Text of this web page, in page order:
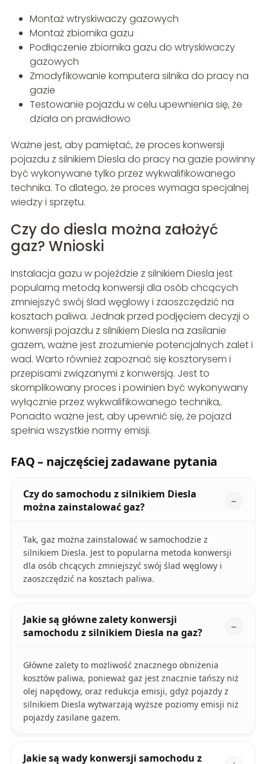
Montaż wtryskiwaczy gazowych
Montaż zbiornika gazu
Podłączenie zbiornika gazu do wtryskiwaczy
gazowych
Zmodyfikowanie komputera silnika do pracy na
gazie
Testowanie pojazdu w celu upewnienia się, że
działa on prawidłowo
Ważne jest, aby pamiętać, że proces konwersji
pojazdu z silnikiem Diesla do pracy na gazie powinny
być wykonywane tylko przez wykwalifikowanego
technika. To dlatego, że proces wymaga specjalnej
wiedzy i sprzętu.
Czy do diesla można założyć
gaz? Wnioski
Instalacja gazu w pojeździe z silnikiem Diesla jest
popularną metodą konwersji dla osób chcących
zmniejszyć swój ślad węglowy i zaoszczędzić na
kosztach paliwa. Jednak przed podjęciem decyzji o
konwersji pojazdu z silnikiem Diesla na zasilanie
gazem, ważne jest zrozumienie potencjalnych zalet i
wad. Warto również zapoznać się kosztorysem i
przepisami związanymi z konwersją. Jest to
skomplikowany proces i powinien być wykonywany
wyłącznie przez wykwalifikowanego technika,.
Ponadto ważne jest, aby upewnić się, że pojazd
spełnia wszystkie normy emisji.
FAQ – najczęściej zadawane pytania
Czy do samochodu z silnikiem Diesla
można zainstalować gaz?
Tak, gaz można zainstalować w samochodzie z
silnikiem Diesla. Jest to popularna metoda konwersji
dla osób chcących zmniejszyć swój ślad węglowy i
zaoszczędzić na kosztach paliwa.
Jakie są główne zalety konwersji
samochodu z silnikiem Diesla na gaz?
Główne zalety to możliwość znacznego obniżenia
kosztów paliwa, ponieważ gaz jest znacznie tańszy niż
olej napędowy, oraz redukcja emisji, gdyż pojazdy z
silnikiem Diesla wytwarzają wyższe poziomy emisji niż
pojazdy zasilane gazem.
Jakie są wady konwersji samochodu z